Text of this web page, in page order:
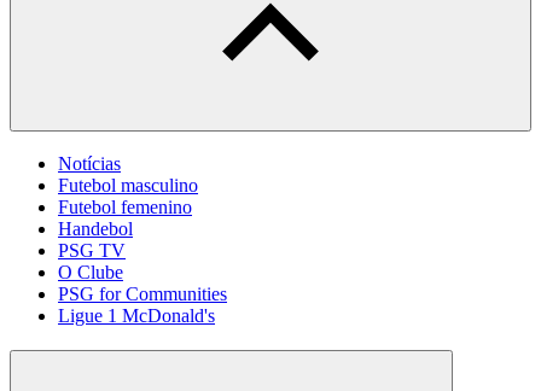
Notícias
Futebol masculino
Futebol femenino
Handebol
PSG TV
O Clube
PSG for Communities
Ligue 1 McDonald's